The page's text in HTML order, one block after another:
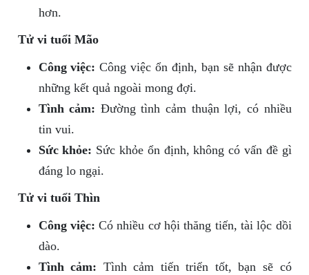
hơn.
Tử vi tuổi Mão
Công việc: Công việc ổn định, bạn sẽ nhận được
những kết quả ngoài mong đợi.
Tình cảm: Đường tình cảm thuận lợi, có nhiều
tin vui.
Sức khỏe: Sức khỏe ổn định, không có vấn đề gì
đáng lo ngại.
Tử vi tuổi Thìn
Công việc: Có nhiều cơ hội thăng tiến, tài lộc dồi
dào.
Tình cảm: Tình cảm tiến triển tốt, bạn sẽ có